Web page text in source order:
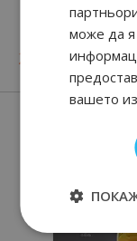
Uncut
202. € / 395.90
може да я
вашето